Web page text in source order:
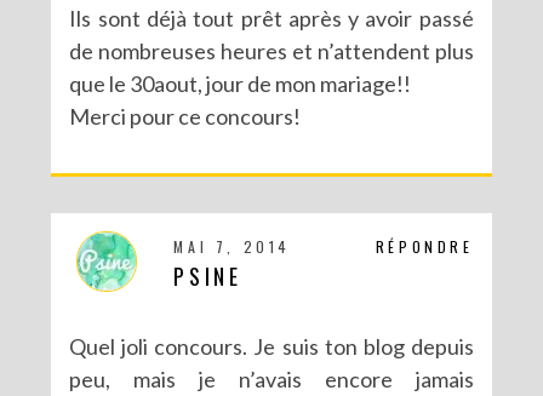
Ils sont déjà tout prêt après y avoir passé
de nombreuses heures et n’attendent plus
que le 30aout, jour de mon mariage!!
Merci pour ce concours!
RÉPONDRE
MAI 7, 2014
PSINE
Quel joli concours. Je suis ton blog depuis
peu, mais je n’avais encore jamais